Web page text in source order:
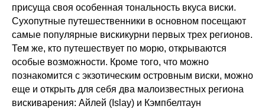
присуща своя особенная тональность вкуса виски.
Сухопутные путешественники в основном посещают
самые популярные вискикурни первых трех регионов.
Тем же, кто путешествует по морю, открываются
особые возможности. Кроме того, что можно
познакомится с экзотическим островным виски, можно
еще и открыть для себя два малоизвестных региона
вискиварения: Айлей (Islay) и Кэмпбелтаун